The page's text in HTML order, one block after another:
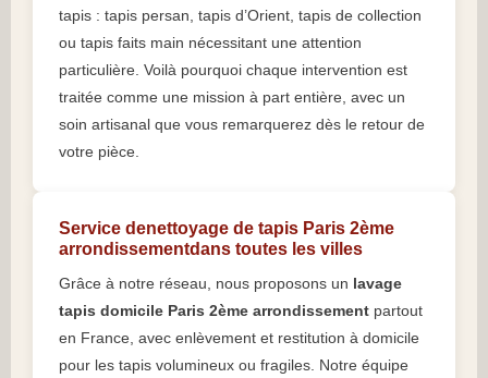
tapis : tapis persan, tapis d’Orient, tapis de collection
ou tapis faits main nécessitant une attention
particulière. Voilà pourquoi chaque intervention est
traitée comme une mission à part entière, avec un
soin artisanal que vous remarquerez dès le retour de
votre pièce.
Service denettoyage de tapis Paris 2ème
arrondissementdans toutes les villes
Grâce à notre réseau, nous proposons un lavage
tapis domicile Paris 2ème arrondissement partout
en France, avec enlèvement et restitution à domicile
pour les tapis volumineux ou fragiles. Notre équipe